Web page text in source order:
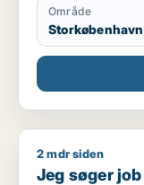
Område
Jeg søger job
2 mdr siden
Jeg søger